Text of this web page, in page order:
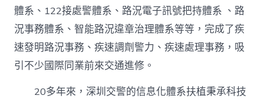
體系、122接處警體系、路況電子訊號把持體系 、路
況事務體系、智能路況違章治理體系等等，完成了疾
速發明路況事務、疾速調劑警力、疾速處理事務，吸
引不少國際同業前來交通進修。
20多年來，深圳交警的信息化體系扶植秉承科技